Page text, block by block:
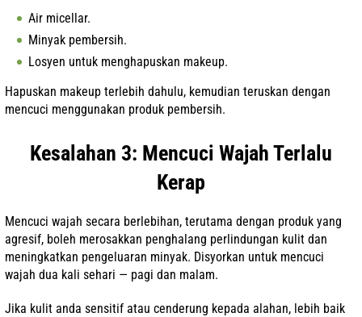
Air micellar.
Minyak pembersih.
Losyen untuk menghapuskan makeup.
Hapuskan makeup terlebih dahulu, kemudian teruskan dengan
mencuci menggunakan produk pembersih.
Kesalahan 3: Mencuci Wajah Terlalu
Kerap
Mencuci wajah secara berlebihan, terutama dengan produk yang
agresif, boleh merosakkan penghalang perlindungan kulit dan
meningkatkan pengeluaran minyak. Disyorkan untuk mencuci
wajah dua kali sehari — pagi dan malam.
Jika kulit anda sensitif atau cenderung kepada alahan, lebih baik